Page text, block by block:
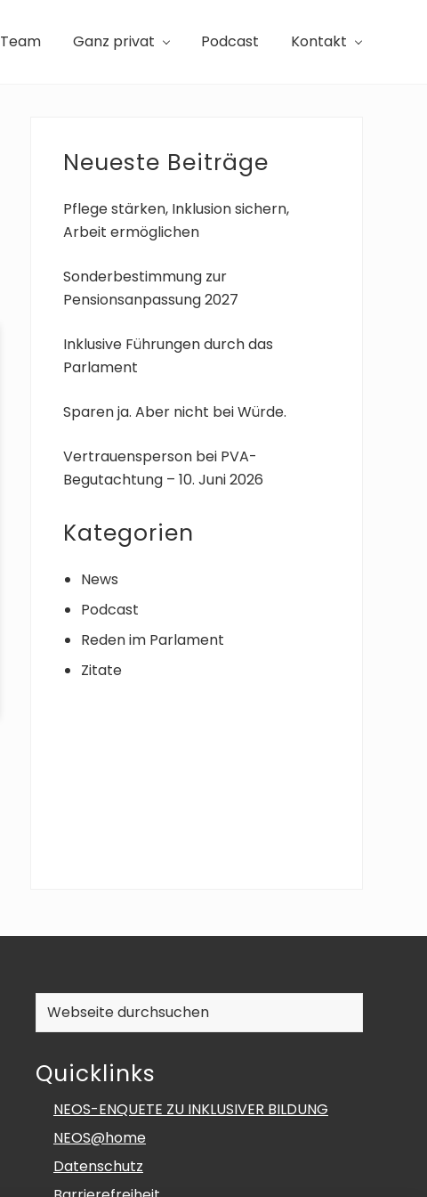
Team Ganz privat Podcast Kontakt
Seitenspalte
Neueste Beiträge
Pflege stärken, Inklusion sichern,
Arbeit ermöglichen
Sonderbestimmung zur
Pensionsanpassung 2027
Inklusive Führungen durch das
Parlament
Sparen ja. Aber nicht bei Würde.
Vertrauensperson bei PVA-
Begutachtung – 10. Juni 2026
Kategorien
News
Podcast
Reden im Parlament
Zitate
Webseite
Quicklinks
NEOS-ENQUETE ZU INKLUSIVER BILDUNG
NEOS@home
Datenschutz